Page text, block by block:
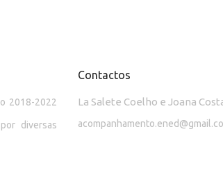
2018-2022
diversas
Contactos
La Salete Coelho e Joana